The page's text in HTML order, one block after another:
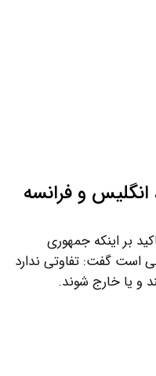
انگلیس و فرانسه
بر اینکه جمهوری
است گفت: تفاوتی ندارد
و یا خارج شوند.